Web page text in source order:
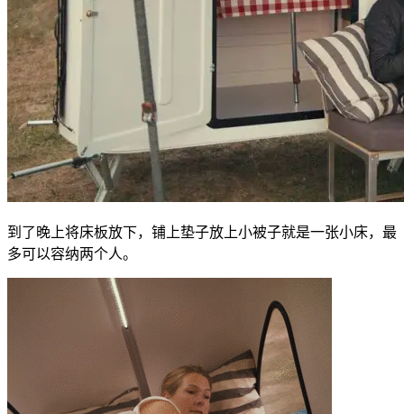
到了晚上将床板放下，铺上垫子放上小被子就是一张小床，最
多可以容纳两个人。